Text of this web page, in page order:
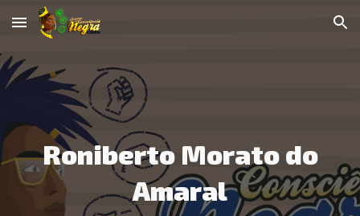
Skip to main content Skip to navigation
Roniberto Morato do
Amaral